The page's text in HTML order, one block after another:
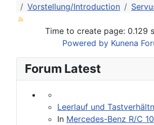
Vorstellung/Introduction
Time to create page: 0.129
Powered by Kunena
Forum Latest
Leerlauf und
In Mercedes-Benz R/C